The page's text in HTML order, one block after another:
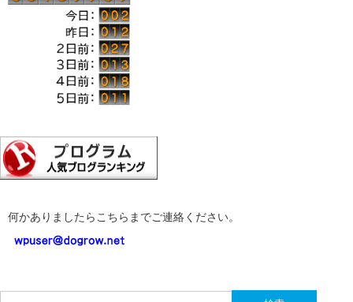
何かありましたらこちらまでご連絡ください。